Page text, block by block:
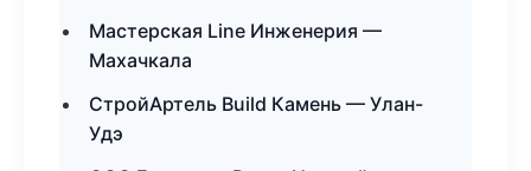
Мастерская Line Инженерия —
Махачкала
СтройАртель Build Камень — Улан-
Удэ